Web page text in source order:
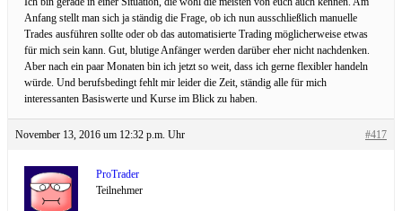
Anfang stellt man sich ja ständig die Frage, ob ich nun ausschließlich manuelle
Trades ausführen sollte oder ob das automatisierte Trading möglicherweise etwas
für mich sein kann. Gut, blutige Anfänger werden darüber eher nicht nachdenken.
Aber nach ein paar Monaten bin ich jetzt so weit, dass ich gerne flexibler handeln
würde. Und berufsbedingt fehlt mir leider die Zeit, ständig alle für mich
interessanten Basiswerte und Kurse im Blick zu haben.
November 13, 2016 um 12:32 p.m. Uhr #417
ProTrader
Teilnehmer